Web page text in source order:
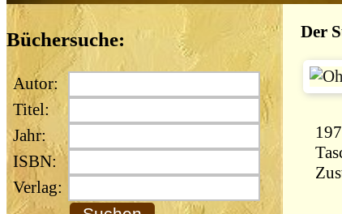
Büchersuche:
Autor:
Titel:
Jahr:
ISBN:
Verlag:
Der